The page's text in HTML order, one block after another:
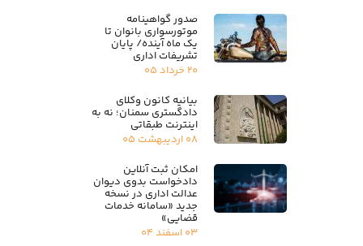
صدور گواهینامه
موتورسواری بانوان تا
یک ماه آینده/ پایان
تشریفات اداری
۲۰ خرداد ۰۵
بیانیه کانون وکلای
دادگستری سمنان؛ نه به
اینترنت طبقاتی
۰۸ اردیبهشت ۰۵
امکان ثبت آنلاین
دادخواست بدوی دیوان
عدالت اداری در نسخه
جدید «سامانه خدمات
قضایی»
۰۳ اسفند ۰۴